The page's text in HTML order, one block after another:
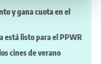
y gana cuota en el
está listo para el PPWR
cines de verano